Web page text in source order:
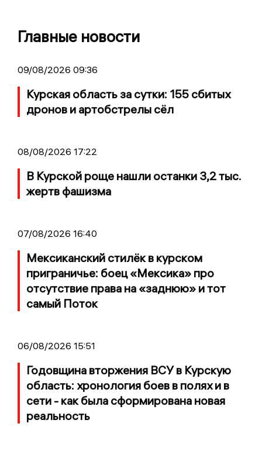
Главные новости
09/08/2026 09:36
Курская область за сутки: 155 сбитых
дронов и артобстрелы сёл
08/08/2026 17:22
В Курской роще нашли останки 3,2 тыс.
жертв фашизма
07/08/2026 16:40
Мексиканский стилёк в курском
приграничье: боец «Мексика» про
отсутствие права на «заднюю» и тот
самый Поток
06/08/2026 15:51
Годовщина вторжения ВСУ в Курскую
область: хронология боев в полях и в
сети - как была сформирована новая
реальность